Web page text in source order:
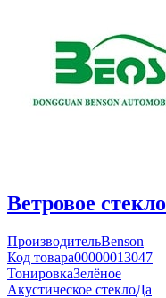
Ветровое стекло
ПроизводительBenson
Код товара00000013047
ТонировкаЗелёное
Акустическое стеклоДа